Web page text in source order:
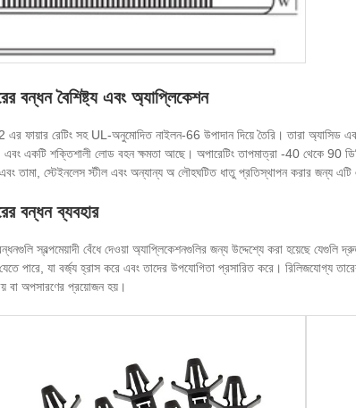
বন্ধন বৈশিষ্ট্য এবং অ্যাপ্লিকেশন
ফায়ার রেটিং সহ UL-অনুমোদিত নাইলন-66 উপাদান দিয়ে তৈরি। তারা অ্যাসিড
একটি শক্তিশালী লোড বহন ক্ষমতা আছে। অপারেটিং তাপমাত্রা -40 থেকে 90 ডিগ্রি
তামা, স্টেইনলেস স্টীল এবং অন্যান্য অ লৌহঘটিত ধাতু প্রতিস্থাপন করার জন্য এটি
বন্ধন ব্যবহার
স্বল্পমেয়াদী বেঁধে দেওয়া অ্যাপ্লিকেশনগুলির জন্য উদ্দেশ্যে করা হয়েছে
পারে, যা বর্জ্য হ্রাস করে এবং তাদের উপযোগিতা প্রসারিত করে। রিলিজযোগ্য
বা অপসারণের প্রয়োজন হয়।